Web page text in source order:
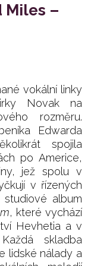
Miles –
vokální linky
Novak na
rozměru.
Edwarda
spojila
po Americe,
jež spolu v
v řízených
studiové album
, které vychází
Hevhetia a v
skladba
lidské nálady a